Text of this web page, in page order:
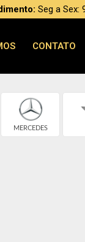
Seg a Sex:
CONTATO
MERCEDES